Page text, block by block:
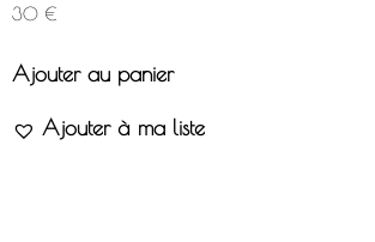
30 €
Ajouter au panier
Ajouter à ma liste